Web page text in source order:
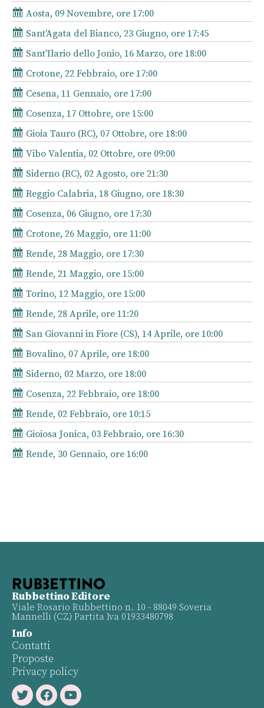
Aosta, 09 Novembre, ore 17:00
Sant'Agata del Bianco, 23 Giugno, ore 17:45
Sant'Ilario dello Jonio, 16 Marzo, ore 18:00
Crotone, 22 Febbraio, ore 17:00
Cesena, 11 Gennaio, ore 17:00
Cosenza, 17 Ottobre, ore 15:00
Gioia Tauro (RC), 07 Ottobre, ore 18:00
Vibo Valentia, 02 Ottobre, ore 09:00
Siderno (RC), 02 Agosto, ore 21:30
Reggio Calabria, 18 Giugno, ore 18:30
Cosenza, 06 Giugno, ore 17:30
Crotone, 26 Maggio, ore 11:00
Rende, 28 Maggio, ore 17:30
Rende, 21 Maggio, ore 15:00
Torino, 12 Maggio, ore 15:00
Rende, 28 Aprile, ore 11:20
San Giovanni in Fiore (CS), 14 Aprile, ore 10:00
Bovalino, 07 Aprile, ore 18:00
Siderno, 02 Marzo, ore 18:00
Cosenza, 22 Febbraio, ore 18:00
Rende, 02 Febbraio, ore 10:15
Gioiosa Jonica, 03 Febbraio, ore 16:30
Rende, 30 Gennaio, ore 16:00
Rubbettino Editore
Viale Rosario Rubbettino n. 10 - 88049 Soveria
Mannelli (CZ) Partita Iva 01933480798
Info
Contatti
Proposte
Privacy policy
TwitterFacebookYoutube